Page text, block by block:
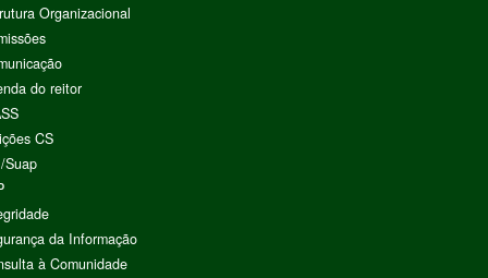
Organizacional
do reitor
CS
Suap
da Informação
à Comunidade